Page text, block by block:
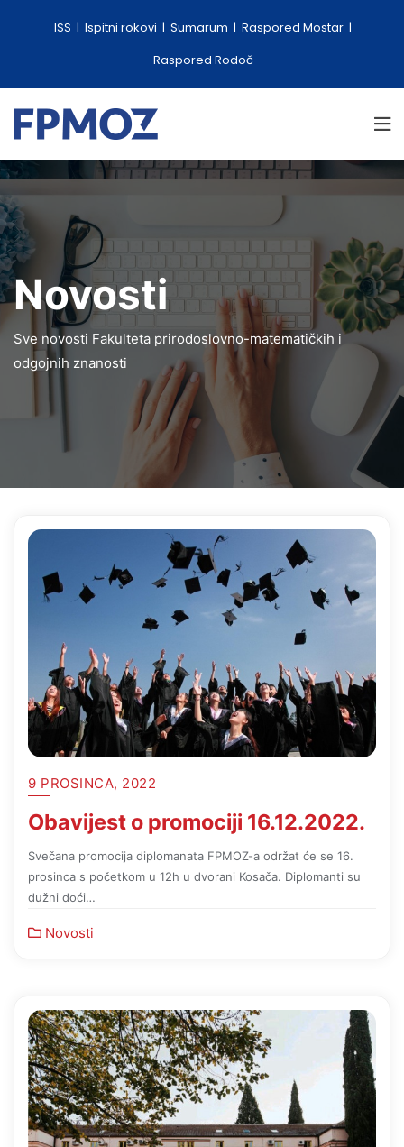
ISS Ispitni rokovi Sumarum
Raspored Mostar
Raspored Rodoč
Novosti
Sve novosti Fakulteta prirodoslovno-matematičkih i
odgojnih znanosti
9 PROSINCA, 2022
Obavijest o promociji 16.12.2022.
Svečana promocija diplomanata FPMOZ-a održat će se 16.
prosinca s početkom u 12h u dvorani Kosača. Diplomanti su
dužni doći…
Novosti